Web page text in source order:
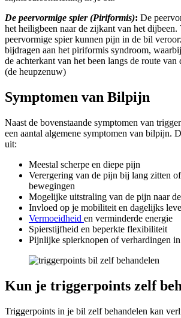
De peervormige spier (Piriformis): De
het heiligbeen naar de zijkant van het
peervormige spier kunnen pijn in de bil
bijdragen aan het piriformis syndroom,
de achterkant van het been langs de route van
(de heupzenuw)
Symptomen van Bilpijn
Naast de bovenstaande symptomen van
een aantal algemene symptomen van bilpijn.
uit:
Meestal scherpe en diepe pijn
Verergering van de pijn bij lang zitten
bewegingen
Mogelijke uitstraling van de pijn naar
Invloed op je mobiliteit en dagelijks
Vermoeidheid en verminderde energie
Spierstijfheid en beperkte flexibiliteit
Pijnlijke spierknopen of verhardingen in
Kun je triggerpoints zelf
Triggerpoints in je bil zelf behandelen kan